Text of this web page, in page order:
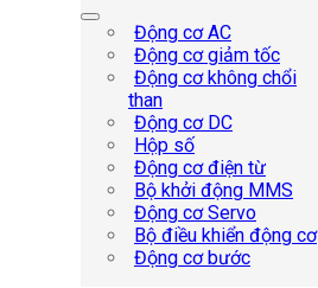
Động cơ AC
Động cơ giảm tốc
Động cơ không chổi
than
Động cơ DC
Hộp số
Động cơ điện từ
Bộ khởi động MMS
Động cơ Servo
Bộ điều khiển động cơ
Động cơ bước